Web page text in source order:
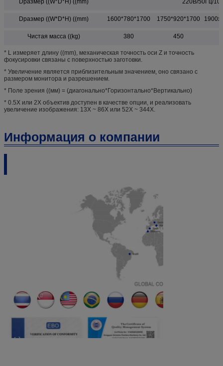
Dразмер ((W*D*H) ((mm) 220В/50Гц/
Dразмер ((W*D*H) ((mm) 1600*780*1700 1750*920*1700
Чистая масса ((kg) 380 450
* L измеряет длину ((mm), механическая точность оси Z и точность
фокусировки связаны с поверхностью заготовки.
* Увеличение является приблизительным значением, оно связано с
размером монитора и разрешением.
* Поле зрения ((мм) = (диагонально*Горизонтально*Вертикально)
* 0.5X или 2X объектив доступен в качестве опции, и реализовать
увеличение изображения: 13X ~ 86X или 52X ~ 344X.
Информация о компании